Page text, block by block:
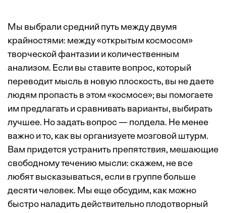
Мы выбрали средний путь между двумя
крайностями: между «открытым космосом»
творческой фантазии и количественным
анализом. Если вы ставите вопрос, который
переводит мысль в новую плоскость, вы не даете
людям пропасть в этом «космосе»; вы помогаете
им предлагать и сравнивать варианты, выбирать
лучшее. Но задать вопрос — полдела. Не менее
важно и то, как вы организуете мозговой штурм.
Вам придется устранить препятствия, мешающие
свободному течению мысли: скажем, не все
любят высказываться, если в группе больше
десяти человек. Мы еще обсудим, как можно
быстро наладить дей­ствительно плодотворный